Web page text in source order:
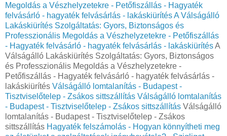
Megoldás a Vészhelyzetekre - Petőfiszállás - Hagyaték
felvásárló - hagyaték felvásárlás - lakáskiürítésA Válságálló
Lakáskiürítés Szolgáltatás: Gyors, Biztonságos és
Professzionális Megoldás a Vészhelyzetekre - Petőfiszállás
- Hagyaték felvásárló - hagyaték felvásárlás - lakáskiürítésA
Válságálló Lakáskiürítés Szolgáltatás: Gyors, Biztonságos
és Professzionális Megoldás a Vészhelyzetekre -
Petőfiszállás - Hagyaték felvásárló - hagyaték felvásárlás -
lakáskiürítés Válságálló lomtalanítás - Budapest -
Tisztviselőtelep - Zsákos sittszállítás Válságálló lomtalanítás
- Budapest - Tisztviselőtelep - Zsákos sittszállítás Válságálló
lomtalanítás - Budapest - Tisztviselőtelep - Zsákos
sittszállítás Hagyaték felszámolás - Hogyan könnyítheti meg